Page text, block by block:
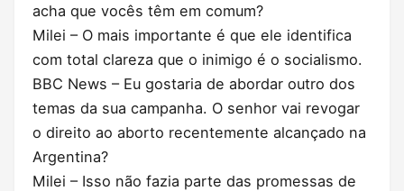
acha que vocês têm em comum?
Milei – O mais importante é que ele identifica
com total clareza que o inimigo é o socialismo.
BBC News – Eu gostaria de abordar outro dos
temas da sua campanha. O senhor vai revogar
o direito ao aborto recentemente alcançado na
Argentina?
Milei – Isso não fazia parte das promessas de